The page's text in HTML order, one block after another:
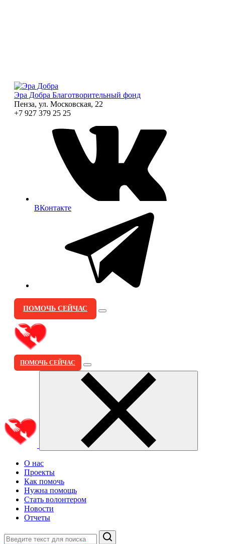
Эра Добра Благотворительный фонд
Пенза, ул. Московская, 22
+7 927 379 25 25
ВКонтакте
ПОМОЧЬ СЕЙЧАС
ПОМОЧЬ СЕЙЧАС
О нас
Проекты
Как помочь
Нужна помощь
Стать волонтером
Новости
Отчеты
Поиск